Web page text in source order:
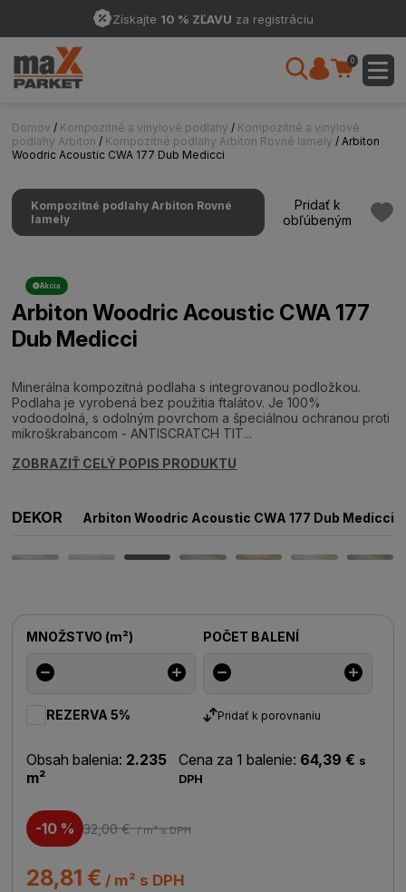
Získajte 10 % ZĽAVU za registráciu
0
Domov / Kompozitné a vinylové podlahy / Kompozitné a vinylové
podlahy Arbiton/ Kompozitné podlahy Arbiton Rovné lamely / Arbiton
Woodric Acoustic CWA 177 Dub Medicci
Kompozitné podlahy Arbiton Rovné
lamely
Pridať k
obľúbeným
Akcia
Arbiton Woodric Acoustic CWA 177
Dub Medicci
Minerálna kompozitná podlaha s integrovanou podložkou.
Podlaha je vyrobená bez použitia ftalátov. Je 100%
vodoodolná, s odolným povrchom a špeciálnou ochranou proti
mikroškrabancom - ANTISCRATCH TIT...
ZOBRAZIŤ CELÝ POPIS PRODUKTU
DEKOR Arbiton Woodric Acoustic CWA 177 Dub Medicci
MNOŽSTVO (m²) POČET BALENÍ
REZERVA 5% Pridať k porovnaniu
Obsah balenia: 2.235
m²
Cena za 1 balenie: 64,39 € s
DPH
-10 % 32,00 €/ m²s DPH
28,81 € / m² s DPH